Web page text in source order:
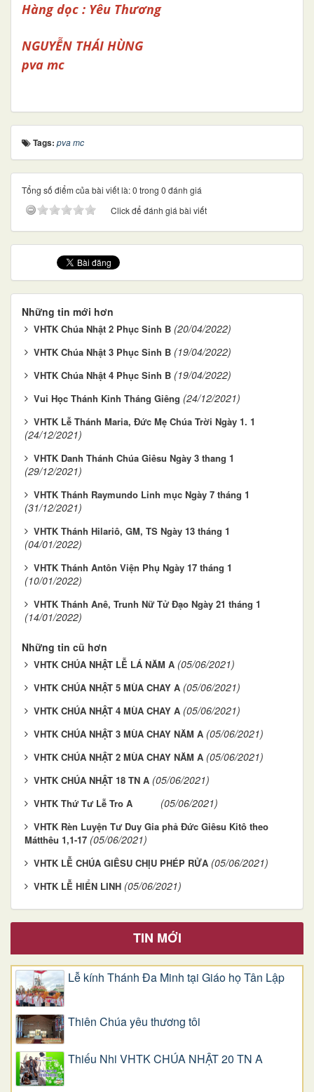
Hàng dọc : Yêu Thương
NGUYỄN THÁI HÙNG
pva mc
Tags: pva mc
Tổng số điểm của bài viết là: 0 trong 0 đánh giá
Click để đánh giá bài viết
Những tin mới hơn
VHTK Chúa Nhật 2 Phục Sinh B (20/04/2022)
VHTK Chúa Nhật 3 Phục Sinh B (19/04/2022)
VHTK Chúa Nhật 4 Phục Sinh B (19/04/2022)
Vui Học Thánh Kinh Tháng Giêng (24/12/2021)
VHTK Lễ Thánh Maria, Đức Mẹ Chúa Trời Ngày 1. 1
(24/12/2021)
VHTK Danh Thánh Chúa Giêsu Ngày 3 thang 1
(29/12/2021)
VHTK Thánh Raymundo Linh mục Ngày 7 tháng 1
(31/12/2021)
VHTK Thánh Hilariô, GM, TS Ngày 13 tháng 1
(04/01/2022)
VHTK Thánh Antôn Viện Phụ Ngày 17 tháng 1
(10/01/2022)
VHTK Thánh Anê, Trunh Nữ Tử Đạo Ngày 21 tháng 1
(14/01/2022)
Những tin cũ hơn
VHTK CHÚA NHẬT LỄ LÁ NĂM A (05/06/2021)
VHTK CHÚA NHẬT 5 MÙA CHAY A (05/06/2021)
VHTK CHÚA NHẬT 4 MÙA CHAY A (05/06/2021)
VHTK CHÚA NHẬT 3 MÙA CHAY NĂM A (05/06/2021)
VHTK CHÚA NHẬT 2 MÙA CHAY NĂM A (05/06/2021)
VHTK CHÚA NHẬT 18 TN A (05/06/2021)
VHTK Thứ Tư Lễ Tro A (05/06/2021)
VHTK Rèn Luyện Tư Duy Gia phả Đức Giêsu Kitô theo
Mátthêu 1,1-17 (05/06/2021)
VHTK LỄ CHÚA GIÊSU CHỊU PHÉP RỬA (05/06/2021)
VHTK LỄ HIỂN LINH (05/06/2021)
TIN MỚI
Lễ kính Thánh Đa Minh tại Giáo họ Tân Lập
Thiên Chúa yêu thương tôi
Thiếu Nhi VHTK CHÚA NHẬT 20 TN A